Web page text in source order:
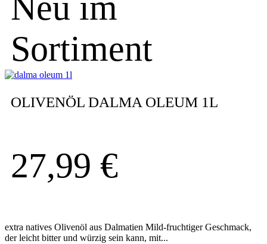
Neu im
Sortiment
OLIVENÖL DALMA OLEUM 1L
27,99 €
extra natives Olivenöl aus Dalmatien Mild-fruchtiger Geschmack,
der leicht bitter und würzig sein kann, mit...